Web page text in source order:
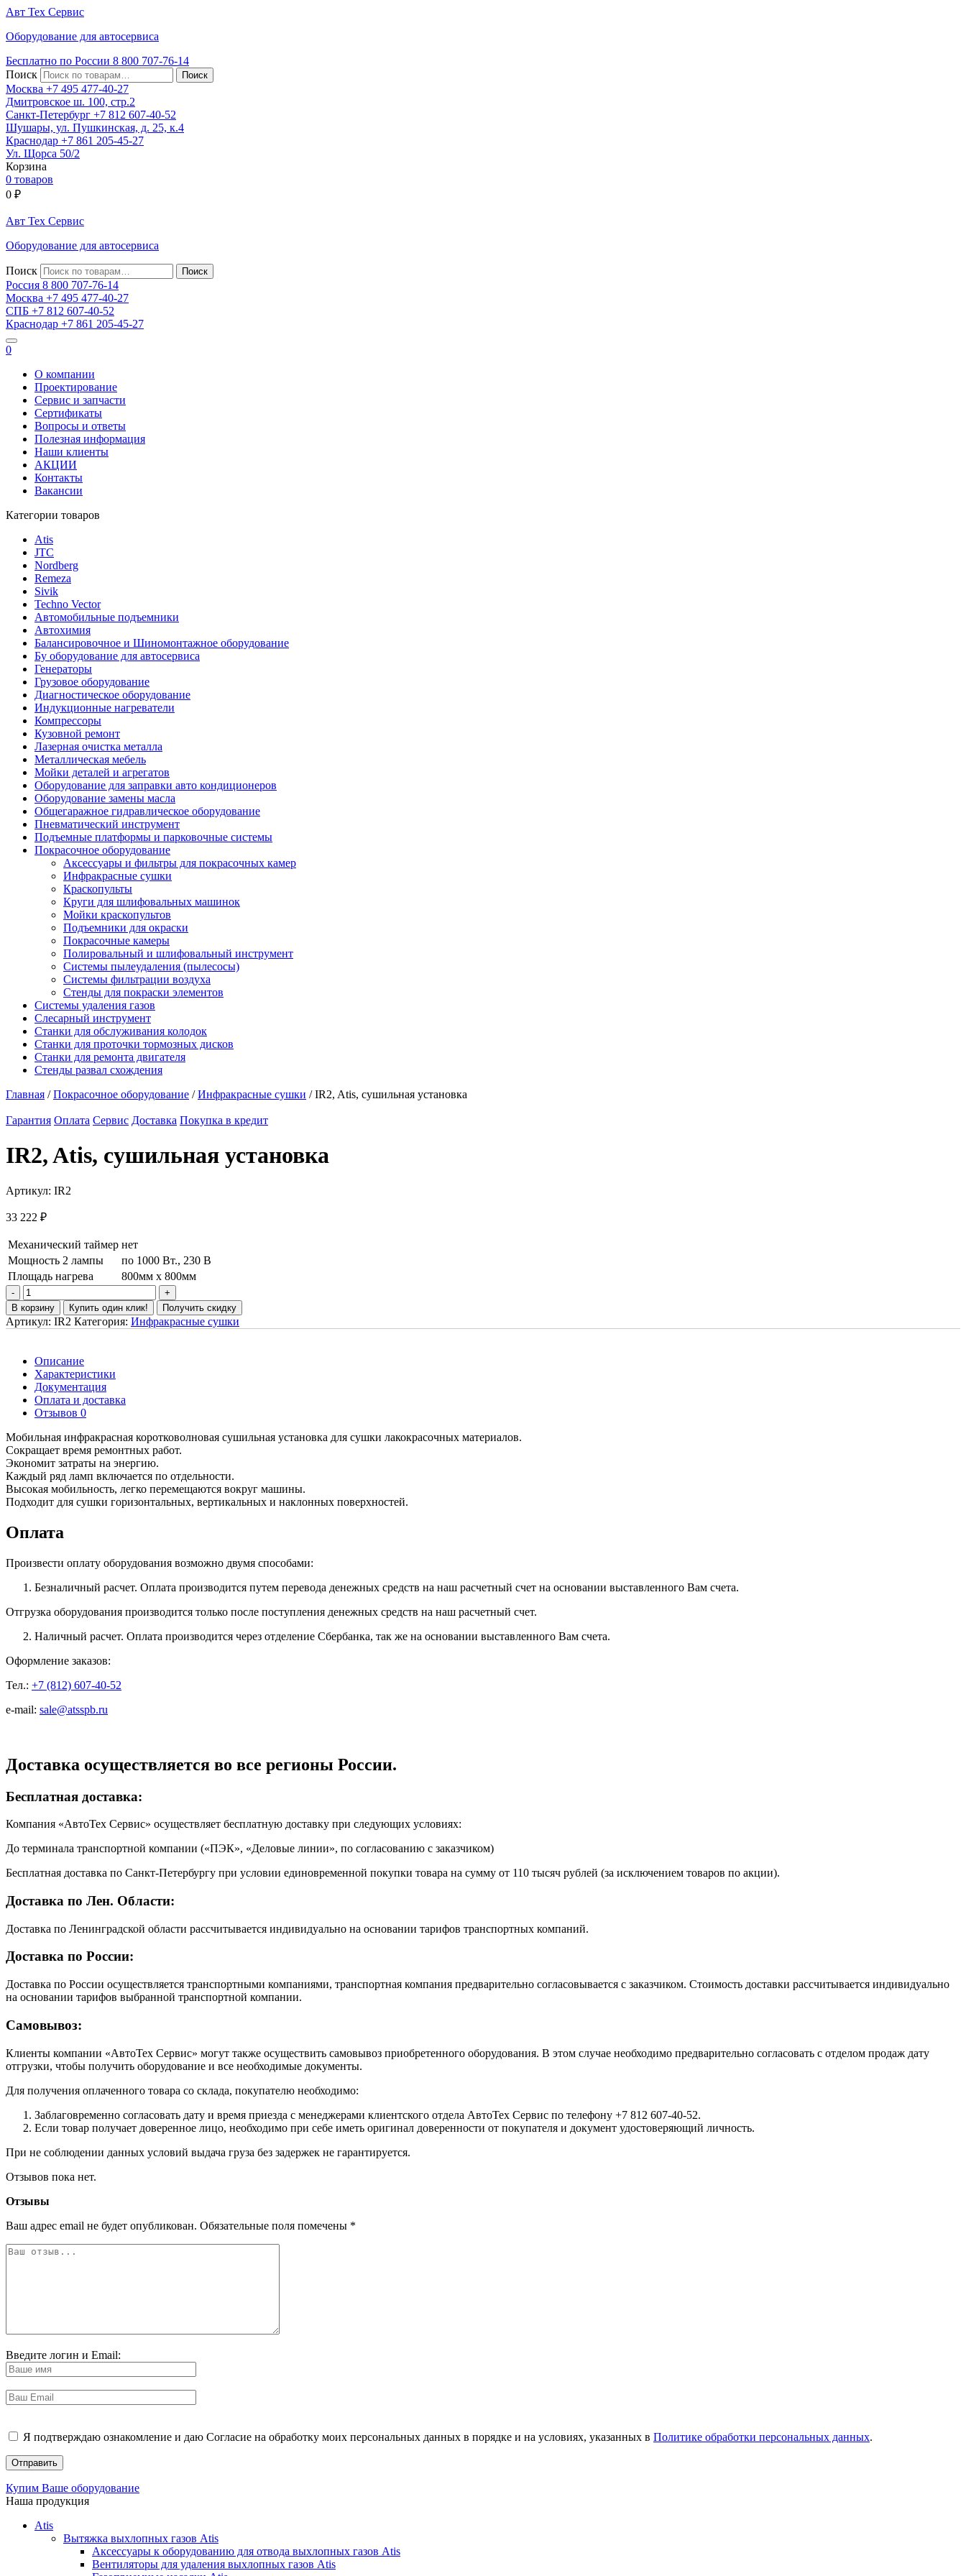
Авт Тех Сервис
Оборудование для автосервиса
Бесплатно по России 8 800 707-76-14
Поиск
Москва +7 495 477-40-27
Дмитровское ш. 100, стр.2
Санкт-Петербург +7 812 607-40-52
Шушары, ул. Пушкинская, д. 25, к.4
Краснодар +7 861 205-45-27
Ул. Щорса 50/2
Корзина
0 товаров
0 ₽
Авт Тех Сервис
Оборудование для автосервиса
Поиск
Россия 8 800 707-76-14
Москва +7 495 477-40-27
СПБ +7 812 607-40-52
Краснодар +7 861 205-45-27
0
О компании
Проектирование
Сервис и запчасти
Сертификаты
Вопросы и ответы
Полезная информация
Наши клиенты
АКЦИИ
Контакты
Вакансии
Категории товаров
Atis
JTC
Nordberg
Remeza
Sivik
Techno Vector
Автомобильные подъемники
Автохимия
Балансировочное и Шиномонтажное оборудование
Бу оборудование для автосервиса
Генераторы
Грузовое оборудование
Диагностическое оборудование
Индукционные нагреватели
Компрессоры
Кузовной ремонт
Лазерная очистка металла
Металлическая мебель
Мойки деталей и агрегатов
Оборудование для заправки авто кондиционеров
Оборудование замены масла
Общегаражное гидравлическое оборудование
Пневматический инструмент
Подъемные платформы и парковочные системы
Покрасочное оборудование
Аксессуары и фильтры для покрасочных камер
Инфракрасные сушки
Краскопульты
Круги для шлифовальных машинок
Мойки краскопультов
Подъемники для окраски
Покрасочные камеры
Полировальный и шлифовальный инструмент
Системы пылеудаления (пылесосы)
Системы фильтрации воздуха
Стенды для покраски элементов
Системы удаления газов
Слесарный инструмент
Станки для обслуживания колодок
Станки для проточки тормозных дисков
Станки для ремонта двигателя
Стенды развал схождения
Главная /Покрасочное оборудование /Инфракрасные сушки / IR2, Atis, сушильная установка
Гарантия Оплата Сервис Доставка Покупка в кредит
IR2, Atis, сушильная установка
Артикул: IR2
33 222 ₽
Механический таймер нет
Мощность 2 лампы
по 1000 Вт., 230 В
Площадь нагрева
800мм х 800мм
В корзину Купить один клик! Получить скидку
Артикул: IR2 Категория: Инфракрасные сушки
Описание
Характеристики
Документация
Оплата и доставка
Отзывов 0
Мобильная инфракрасная коротковолновая сушильная установка для сушки лакокрасочных материалов.
Сокращает время ремонтных работ.
Экономит затраты на энергию.
Каждый ряд ламп включается по отдельности.
Высокая мобильность, легко перемещаются вокруг машины.
Подходит для сушки горизонтальных, вертикальных и наклонных поверхностей.
Оплата
Произвести оплату оборудования возможно двумя способами:
Безналичный расчет. Оплата производится путем перевода денежных средств на наш расчетный счет на основании выставленного Вам счета.
Отгрузка оборудования производится только после поступления денежных средств на наш расчетный счет.
Наличный расчет. Оплата производится через отделение Сбербанка, так же на основании выставленного Вам счета.
Оформление заказов:
Тел.: +7 (812) 607-40-52
e-mail: sale@atsspb.ru
Доставка осуществляется во все регионы России.
Бесплатная доставка:
Компания «АвтоТех Сервис» осуществляет бесплатную доставку при следующих условиях:
До терминала транспортной компании («ПЭК», «Деловые линии», по согласованию с заказчиком)
Бесплатная доставка по Санкт-Петербургу при условии единовременной покупки товара на сумму от 110 тысяч рублей (за исключением товаров по акции).
Доставка по Лен. Области:
Доставка по Ленинградской области рассчитывается индивидуально на основании тарифов транспортных компаний.
Доставка по России:
Доставка по России осуществляется транспортными компаниями, транспортная компания предварительно согласовывается с заказчиком. Стоимость доставки рассчитывается индивидуально
на основании тарифов выбранной транспортной компании.
Самовывоз:
Клиенты компании «АвтоТех Сервис» могут также осуществить самовывоз приобретенного оборудования. В этом случае необходимо предварительно согласовать с отделом продаж дату
отгрузки, чтобы получить оборудование и все необходимые документы.
Для получения оплаченного товара со склада, покупателю необходимо:
Заблаговременно согласовать дату и время приезда с менеджерами клиентского отдела АвтоТех Сервис по телефону +7 812 607-40-52.
Если товар получает доверенное лицо, необходимо при себе иметь оригинал доверенности от покупателя и документ удостоверяющий личность.
При не соблюдении данных условий выдача груза без задержек не гарантируется.
Отзывов пока нет.
Отзывы
Ваш адрес email не будет опубликован. Обязательные поля помечены *
Введите логин и Email:
Я подтверждаю ознакомление и даю Согласие на обработку моих персональных данных в порядке и на условиях, указанных в Политике обработки персональных данных.
Купим Ваше оборудование
Наша продукция
Atis
Вытяжка выхлопных газов Atis
Аксессуары к оборудованию для отвода выхлопных газов Atis
Вентиляторы для удаления выхлопных газов Atis